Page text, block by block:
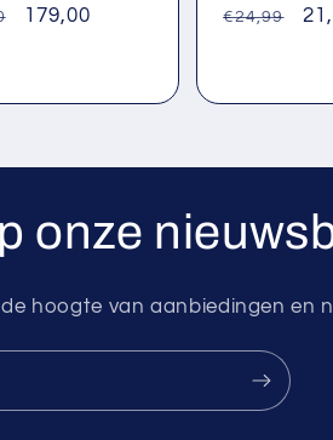
Aanbiedingsprijs
179,00
Normale
€24,99
onze
hoogte van aanbiedingen en